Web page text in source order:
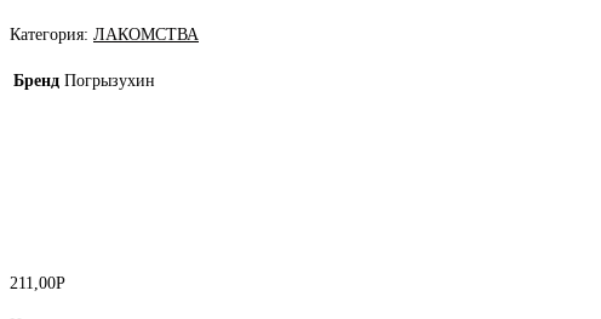
Категория: ЛАКОМСТВА
Бренд Погрызухин
211,00Р